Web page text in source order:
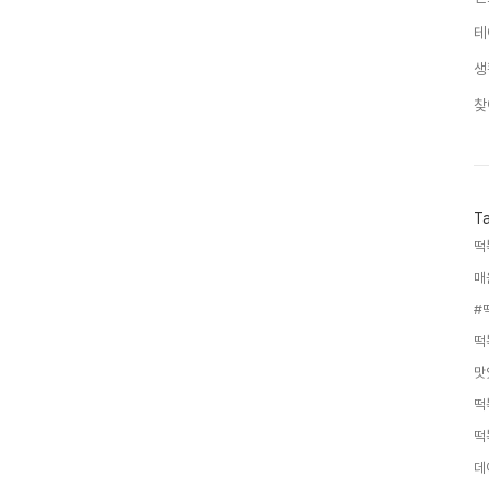
떡
매
#
떡
맛
떡
떡
데